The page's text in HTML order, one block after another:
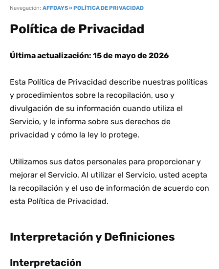
Navegación: AFFDAYS» POLÍTICA DE PRIVACIDAD
Política de Privacidad
Última actualización: 15 de mayo de 2026
Esta Política de Privacidad describe nuestras políticas
y procedimientos sobre la recopilación, uso y
divulgación de su información cuando utiliza el
Servicio, y le informa sobre sus derechos de
privacidad y cómo la ley lo protege.
Utilizamos sus datos personales para proporcionar y
mejorar el Servicio. Al utilizar el Servicio, usted acepta
la recopilación y el uso de información de acuerdo con
esta Política de Privacidad.
Interpretación y Definiciones
Interpretación